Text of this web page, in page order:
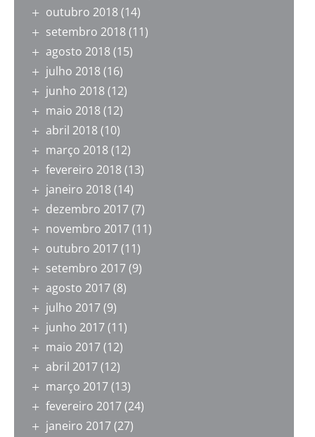
outubro 2018(14)
setembro 2018(11)
agosto 2018(15)
julho 2018(16)
junho 2018(12)
maio 2018(12)
abril 2018(10)
março 2018(12)
fevereiro 2018(13)
janeiro 2018(14)
dezembro 2017(7)
novembro 2017(11)
outubro 2017(11)
setembro 2017(9)
agosto 2017(8)
julho 2017(9)
junho 2017(11)
maio 2017(12)
abril 2017(12)
março 2017(13)
fevereiro 2017(24)
janeiro 2017(27)